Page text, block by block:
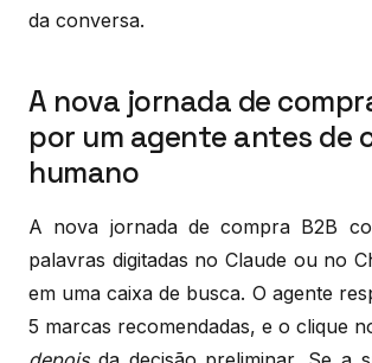
da conversa.
A nova jornada de
por um agente antes de
humano
A nova jornada de compra B2B
palavras digitadas no Claude ou no
em uma caixa de busca. O agente
5 marcas recomendadas, e o clique